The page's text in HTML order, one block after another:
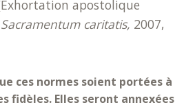
apostolique
Sacramentum caritatis, 2007,
ces normes soient portées à
fidèles. Elles seront annexées